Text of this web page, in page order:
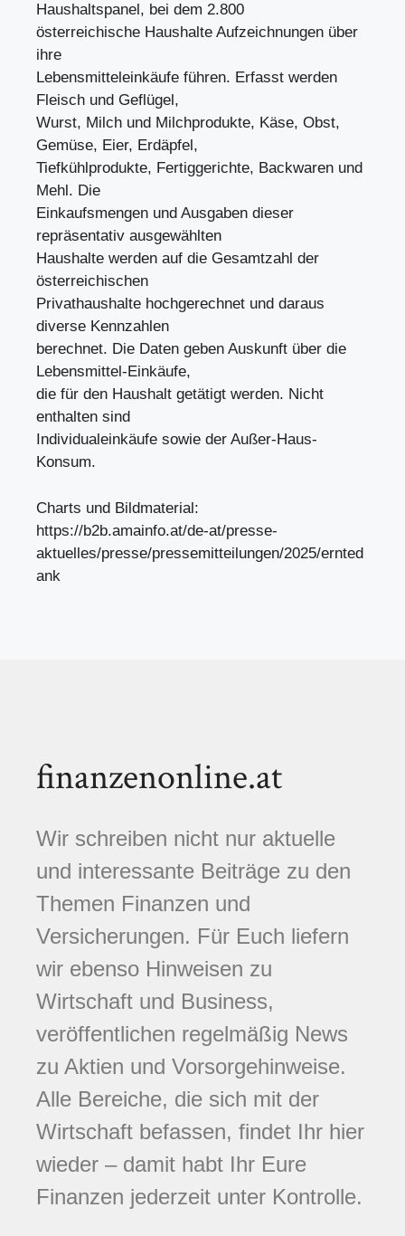
Haushaltspanel, bei dem 2.800
österreichische Haushalte Aufzeichnungen über
ihre
Lebensmitteleinkäufe führen. Erfasst werden
Fleisch und Geflügel,
Wurst, Milch und Milchprodukte, Käse, Obst,
Gemüse, Eier, Erdäpfel,
Tiefkühlprodukte, Fertiggerichte, Backwaren und
Mehl. Die
Einkaufsmengen und Ausgaben dieser
repräsentativ ausgewählten
Haushalte werden auf die Gesamtzahl der
österreichischen
Privathaushalte hochgerechnet und daraus
diverse Kennzahlen
berechnet. Die Daten geben Auskunft über die
Lebensmittel-Einkäufe,
die für den Haushalt getätigt werden. Nicht
enthalten sind
Individualeinkäufe sowie der Außer-Haus-
Konsum.
Charts und Bildmaterial:
https://b2b.amainfo.at/de-at/presse-
aktuelles/presse/pressemitteilungen/2025/ernted
ank
finanzenonline.at
Wir schreiben nicht nur aktuelle
und interessante Beiträge zu den
Themen Finanzen und
Versicherungen. Für Euch liefern
wir ebenso Hinweisen zu
Wirtschaft und Business,
veröffentlichen regelmäßig News
zu Aktien und Vorsorgehinweise.
Alle Bereiche, die sich mit der
Wirtschaft befassen, findet Ihr hier
wieder – damit habt Ihr Eure
Finanzen jederzeit unter Kontrolle.